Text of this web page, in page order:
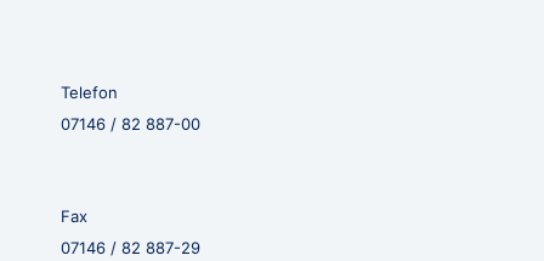
Telefon
07146 / 82 887-00
Fax
07146 / 82 887-29